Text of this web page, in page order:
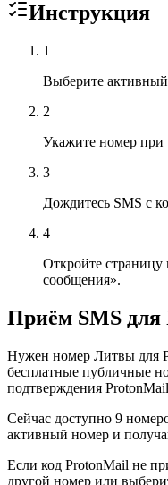
Инструкция
1
Выберите
2
Укажите номер при
3
Дождитесь SMS с
4
Откройте
сообщения».
Приём SMS
Нужен номер Литвы для
бесплатные публичные
подтверждения
Сейчас доступно 9
активный номер и
Если код ProtonMail не
другой номер или